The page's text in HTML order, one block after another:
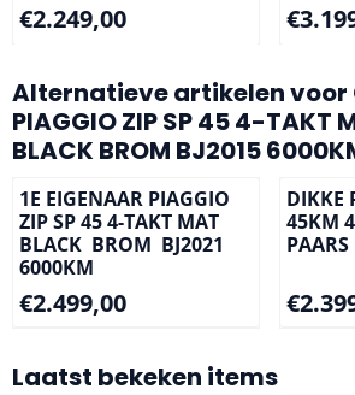
Prijs: 2 249,00
€2.249,00
Prijs: 3
Alternatieve artikelen voor
PIAGGIO ZIP SP 45 4-TAKT
BLACK BROM BJ2015
1E EIGENAAR PIAGGIO
ZIP SP 45 4-TAKT MAT
BLACK BROM BJ2021
6000KM
Prijs: 2 499,00
€2.499,00
DIKKE
45KM
Prijs: 2
Laatst bekeken items